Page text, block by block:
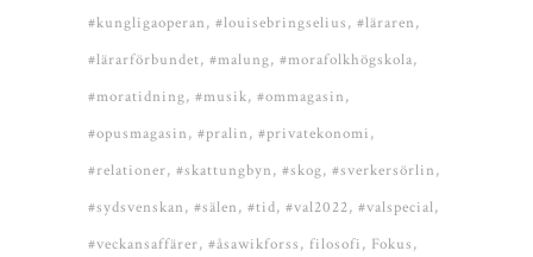
#kungligaoperan #louisebringselius #läraren
#lärarförbundet #malung #morafolkhögskola
#moratidning #musik #ommagasin
#opusmagasin #pralin #privatekonomi
#relationer #skattungbyn #skog #sverkersörlin
#sydsvenskan #sälen #tid #val2022 #valspecial
#veckansaffärer #åsawikforss filosofi
Fokus